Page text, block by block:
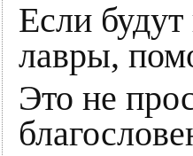
Если
лавры,
Это не